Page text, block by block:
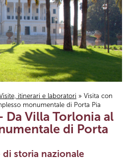
itinerari e laboratori » Visita con
monumentale di Porta Pia
Villa Torlonia al
di Porta
storia nazionale